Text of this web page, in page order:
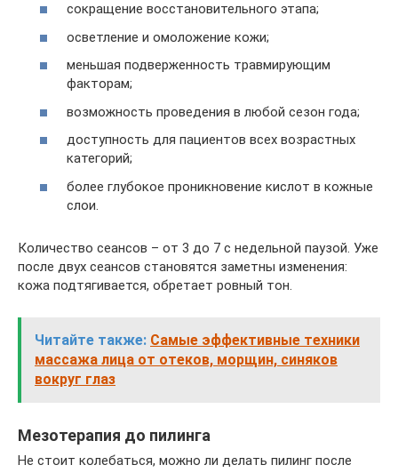
сокращение восстановительного этапа;
осветление и омоложение кожи;
меньшая подверженность травмирующим
факторам;
возможность проведения в любой сезон года;
доступность для пациентов всех возрастных
категорий;
более глубокое проникновение кислот в кожные
слои.
Количество сеансов – от 3 до 7 с недельной паузой. Уже
после двух сеансов становятся заметны изменения:
кожа подтягивается, обретает ровный тон.
Читайте также: Самые эффективные техники
массажа лица от отеков, морщин, синяков
вокруг глаз
Мезотерапия до пилинга
Не стоит колебаться, можно ли делать пилинг после